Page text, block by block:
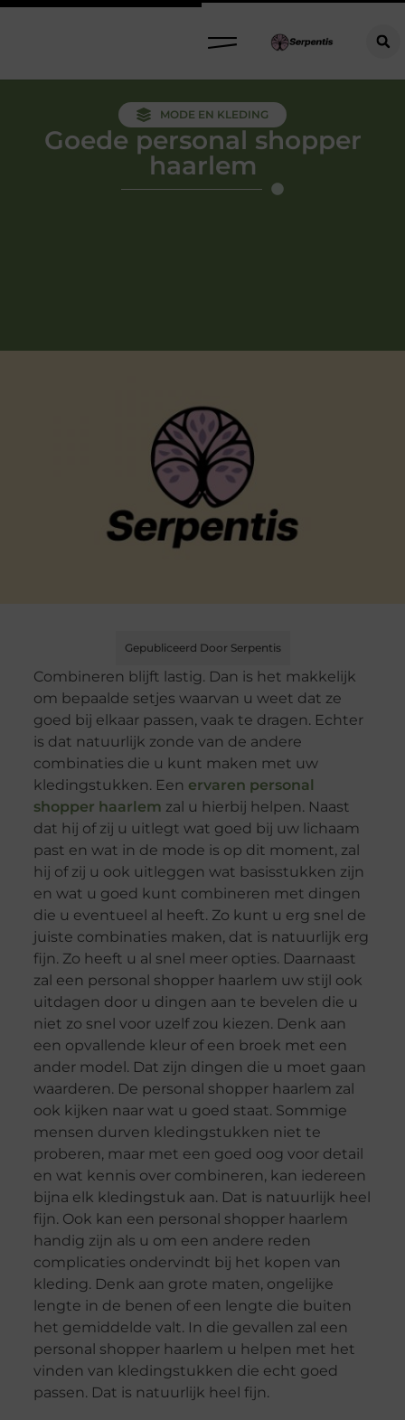
MODE EN KLEDING
Goede personal shopper
haarlem
Gepubliceerd Door Serpentis
Combineren blijft lastig. Dan is het makkelijk
om bepaalde setjes waarvan u weet dat ze
goed bij elkaar passen, vaak te dragen. Echter
is dat natuurlijk zonde van de andere
combinaties die u kunt maken met uw
kledingstukken. Een ervaren personal
shopper haarlem zal u hierbij helpen. Naast
dat hij of zij u uitlegt wat goed bij uw lichaam
past en wat in de mode is op dit moment, zal
hij of zij u ook uitleggen wat basisstukken zijn
en wat u goed kunt combineren met dingen
die u eventueel al heeft. Zo kunt u erg snel de
juiste combinaties maken, dat is natuurlijk erg
fijn. Zo heeft u al snel meer opties. Daarnaast
zal een personal shopper haarlem uw stijl ook
uitdagen door u dingen aan te bevelen die u
niet zo snel voor uzelf zou kiezen. Denk aan
een opvallende kleur of een broek met een
ander model. Dat zijn dingen die u moet gaan
waarderen. De personal shopper haarlem zal
ook kijken naar wat u goed staat. Sommige
mensen durven kledingstukken niet te
proberen, maar met een goed oog voor detail
en wat kennis over combineren, kan iedereen
bijna elk kledingstuk aan. Dat is natuurlijk heel
fijn. Ook kan een personal shopper haarlem
handig zijn als u om een andere reden
complicaties ondervindt bij het kopen van
kleding. Denk aan grote maten, ongelijke
lengte in de benen of een lengte die buiten
het gemiddelde valt. In die gevallen zal een
personal shopper haarlem u helpen met het
vinden van kledingstukken die echt goed
passen. Dat is natuurlijk heel fijn.